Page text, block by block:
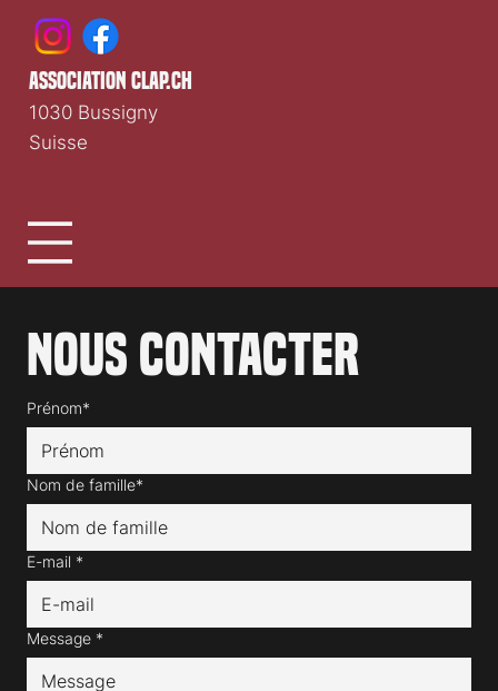
Nous contacter
Prénom*
Nom de famille*
E-mail *
Message *
association clap.ch
1030 Bussigny
Suisse